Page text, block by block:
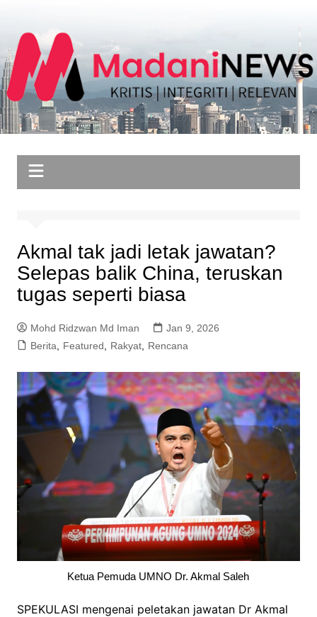
content
Akmal tak jadi letak jawatan?
Selepas balik China, teruskan
tugas seperti biasa
Mohd Ridzwan Md Iman
Jan 9, 2026
Berita, Featured, Rakyat, Rencana
Ketua Pemuda UMNO Dr. Akmal Saleh
SPEKULASI mengenai peletakan jawatan Dr Akmal